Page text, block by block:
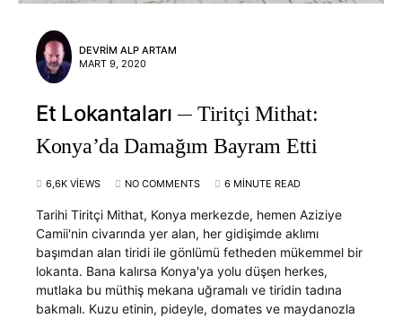
DEVRIM ALP ARTAM
MART 9, 2020
Et Lokantaları
Tiritçi Mithat:
Konya’da Damağım Bayram Etti
6,6K VIEWS NO COMMENTS 6 MINUTE READ
Tarihi Tiritçi Mithat, Konya merkezde, hemen Aziziye
Camii'nin civarında yer alan, her gidişimde aklımı
başımdan alan tiridi ile gönlümü fetheden mükemmel bir
lokanta. Bana kalırsa Konya'ya yolu düşen herkes,
mutlaka bu müthiş mekana uğramalı ve tiridin tadına
bakmalı. Kuzu etinin, pideyle, domates ve maydanozla